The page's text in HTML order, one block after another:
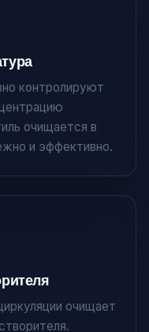
контролируют
очищается в
и эффективно.
очищает